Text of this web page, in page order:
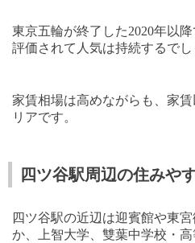
東京五輪が終了した2020年以
評価されて人気は持続するでし
家賃相場は高めながらも、家
リアです。
四ツ谷駅周辺の住みや
四ツ谷駅の近辺は迎賓館や東
か、上智大学、雙葉中学校・